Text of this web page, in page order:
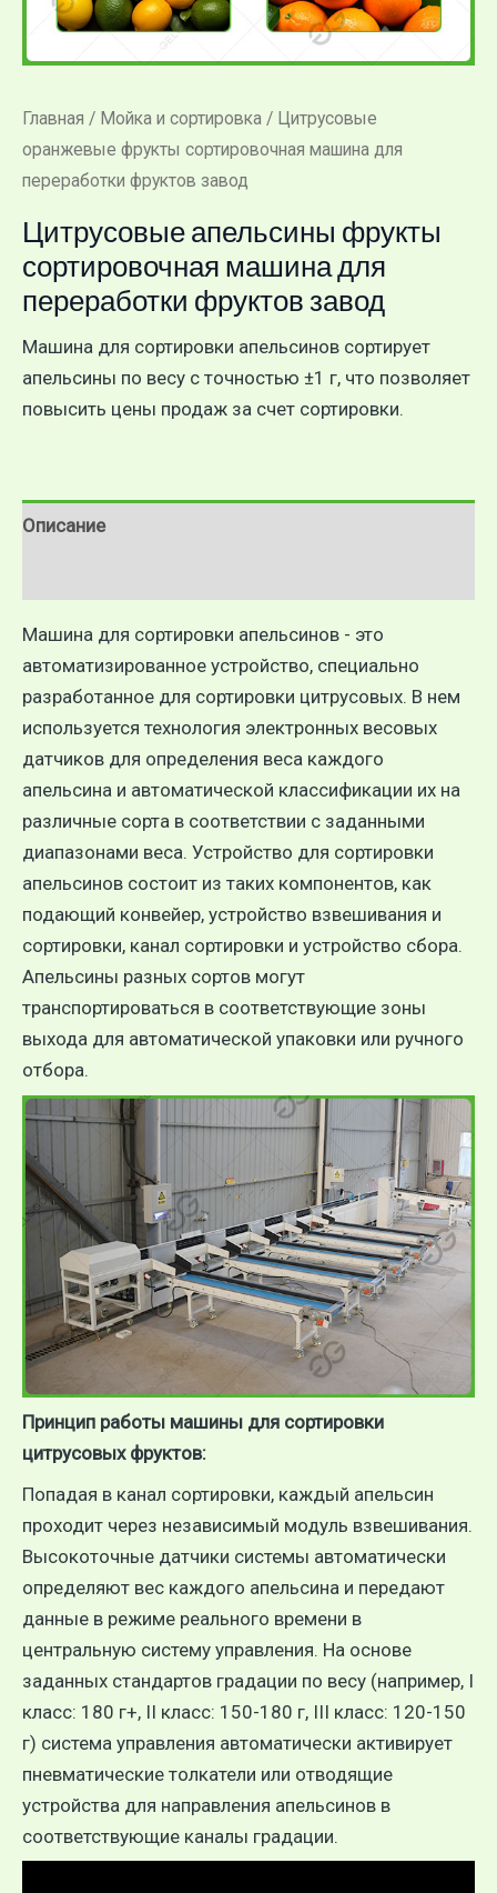
Главная / Мойка и сортировка / Цитрусовые
оранжевые фрукты сортировочная машина для
переработки фруктов завод
Цитрусовые апельсины фрукты
сортировочная машина для
переработки фруктов завод
Машина для сортировки апельсинов сортирует
апельсины по весу с точностью ±1 г, что позволяет
повысить цены продаж за счет сортировки.
Описание
Машина для сортировки апельсинов - это
автоматизированное устройство, специально
разработанное для сортировки цитрусовых. В нем
используется технология электронных весовых
датчиков для определения веса каждого
апельсина и автоматической классификации их на
различные сорта в соответствии с заданными
диапазонами веса. Устройство для сортировки
апельсинов состоит из таких компонентов, как
подающий конвейер, устройство взвешивания и
сортировки, канал сортировки и устройство сбора.
Апельсины разных сортов могут
транспортироваться в соответствующие зоны
выхода для автоматической упаковки или ручного
отбора.
Принцип работы машины для сортировки
цитрусовых фруктов:
Попадая в канал сортировки, каждый апельсин
проходит через независимый модуль взвешивания.
Высокоточные датчики системы автоматически
определяют вес каждого апельсина и передают
данные в режиме реального времени в
центральную систему управления. На основе
заданных стандартов градации по весу (например, I
класс: 180 г+, II класс: 150-180 г, III класс: 120-150
г) система управления автоматически активирует
пневматические толкатели или отводящие
устройства для направления апельсинов в
соответствующие каналы градации.